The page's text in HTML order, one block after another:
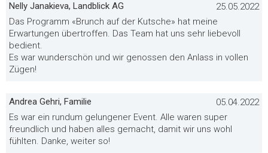
Nelly Janakieva, Landblick AG
25.05.2022
Das Programm «Brunch auf der Kutsche» hat meine
Erwartungen übertroffen. Das Team hat uns sehr liebevoll
bedient.
Es war wunderschön und wir genossen den Anlass in vollen
Zügen!
Andrea Gehri, Familie
05.04.2022
Es war ein rundum gelungener Event. Alle waren super
freundlich und haben alles gemacht, damit wir uns wohl
fühlten. Danke, weiter so!